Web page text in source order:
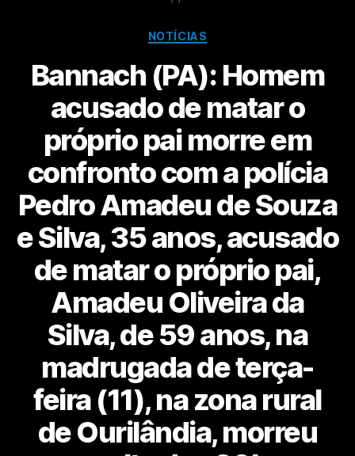
NOTÍCIAS
Bannach (PA): Homem
acusado de matar o
próprio pai morre em
confronto com a polícia
Pedro Amadeu de Souza
e Silva, 35 anos, acusado
de matar o próprio pai,
Amadeu Oliveira da
Silva, de 59 anos, na
madrugada de terça-
feira (11), na zona rural
de Ourilândia, morreu